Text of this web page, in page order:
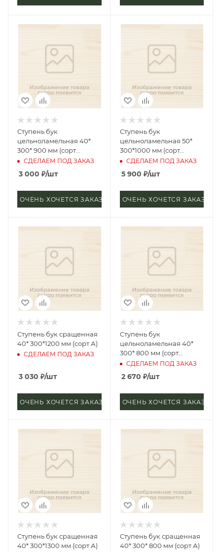
Ступень бук
цельноламельная 40*
300* 900 мм (сорт
Экстра), фаска 1/2
СДЕЛАЕМ ПОД ЗАКАЗ
3 000 ₽/шт
ОЧЕНЬ ХОЧЕТСЯ ЗАКАЗАТЬ
Ступень бук
цельноламельная 50*
300*1000 мм (сорт
Экстра)
СДЕЛАЕМ ПОД ЗАКАЗ
5 900 ₽/шт
ОЧЕНЬ ХОЧЕТСЯ ЗАКАЗАТЬ
Ступень бук сращенная
40* 300*1200 мм (сорт А)
СДЕЛАЕМ ПОД ЗАКАЗ
3 030 ₽/шт
ОЧЕНЬ ХОЧЕТСЯ ЗАКАЗАТЬ
Ступень бук
цельноламельная 40*
300* 800 мм (сорт
Экстра)
СДЕЛАЕМ ПОД ЗАКАЗ
2 670 ₽/шт
ОЧЕНЬ ХОЧЕТСЯ ЗАКАЗАТЬ
Ступень бук сращенная
40* 300*1300 мм (сорт А)
Ступень бук сращенная
40* 300* 800 мм (сорт А)